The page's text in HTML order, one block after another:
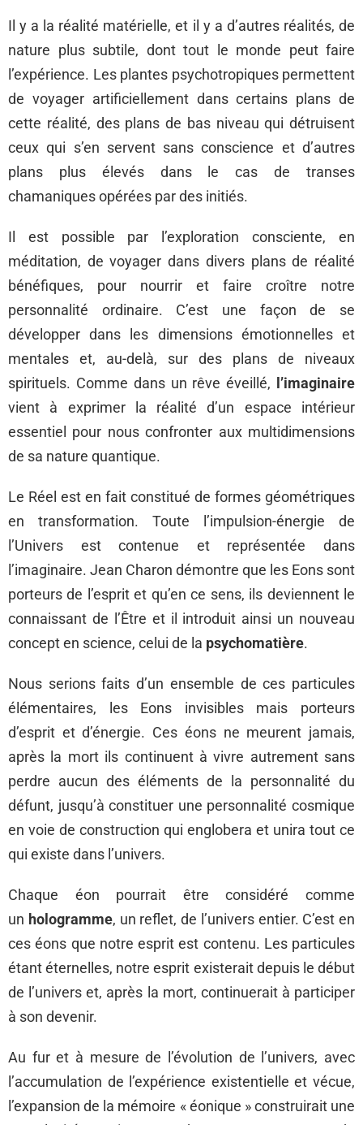
Il y a la réalité matérielle, et il y a d’autres réalités, de
nature plus subtile, dont tout le monde peut faire
l’expérience. Les plantes psychotropiques permettent
de voyager artificiellement dans certains plans de
cette réalité, des plans de bas niveau qui détruisent
ceux qui s’en servent sans conscience et d’autres
plans plus élevés dans le cas de transes
chamaniques opérées par des initiés.
Il est possible par l’exploration consciente, en
méditation, de voyager dans divers plans de réalité
bénéfiques, pour nourrir et faire croître notre
personnalité ordinaire. C’est une façon de se
développer dans les dimensions émotionnelles et
mentales et, au-delà, sur des plans de niveaux
spirituels. Comme dans un rêve éveillé, l’imaginaire
vient à exprimer la réalité d’un espace intérieur
essentiel pour nous confronter aux multidimensions
de sa nature quantique.
Le Réel est en fait constitué de formes géométriques
en transformation. Toute l’impulsion-énergie de
l’Univers est contenue et représentée dans
l’imaginaire. Jean Charon démontre que les Eons sont
porteurs de l’esprit et qu’en ce sens, ils deviennent le
connaissant de l’Être et il introduit ainsi un nouveau
concept en science, celui de la psychomatière.
Nous serions faits d’un ensemble de ces particules
élémentaires, les Eons invisibles mais porteurs
d’esprit et d’énergie. Ces éons ne meurent jamais,
après la mort ils continuent à vivre autrement sans
perdre aucun des éléments de la personnalité du
défunt, jusqu’à constituer une personnalité cosmique
en voie de construction qui englobera et unira tout ce
qui existe dans l’univers.
Chaque éon pourrait être considéré comme
un hologramme, un reflet, de l’univers entier. C’est en
ces éons que notre esprit est contenu. Les particules
étant éternelles, notre esprit existerait depuis le début
de l’univers et, après la mort, continuerait à participer
à son devenir.
Au fur et à mesure de l’évolution de l’univers, avec
l’accumulation de l’expérience existentielle et vécue,
l’expansion de la mémoire « éonique » construirait une